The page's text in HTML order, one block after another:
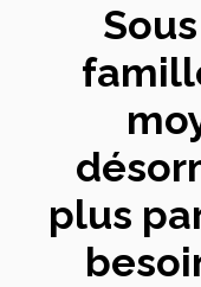
plus